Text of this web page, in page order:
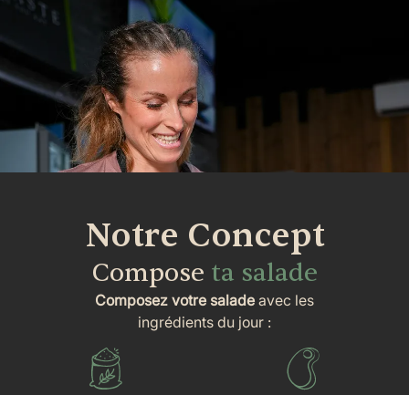
Notre Concept
Compose ta salade
Composez votre salade avec les
ingrédients du jour :